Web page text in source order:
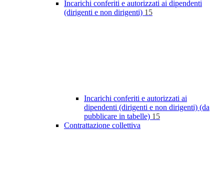
Incarichi conferiti e autorizzati ai dipendenti
(dirigenti e non dirigenti) 15
Incarichi conferiti e autorizzati ai
dipendenti (dirigenti e non dirigenti) (da
pubblicare in tabelle) 15
Contrattazione collettiva